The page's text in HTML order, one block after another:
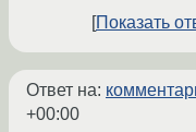
Показать
Ответ на:
+00:00